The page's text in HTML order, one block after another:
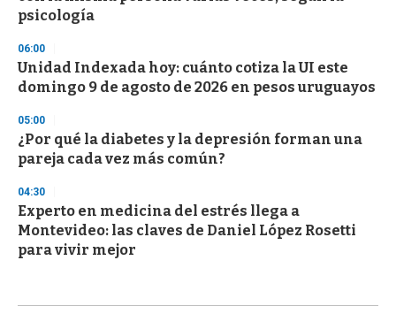
psicología
06:00
Unidad Indexada hoy: cuánto cotiza la UI este
domingo 9 de agosto de 2026 en pesos uruguayos
05:00
¿Por qué la diabetes y la depresión forman una
pareja cada vez más común?
04:30
Experto en medicina del estrés llega a
Montevideo: las claves de Daniel López Rosetti
para vivir mejor